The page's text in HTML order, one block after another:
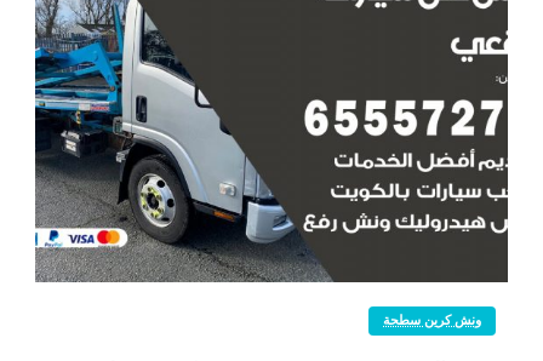
ونش كرين سطحة